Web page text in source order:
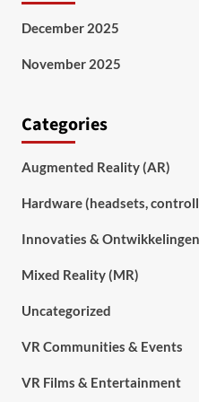
December 2025
November 2025
Categories
Augmented Reality (AR)
Hardware (headsets,
Innovaties &
Mixed Reality (MR)
Uncategorized
VR Communities & Events
VR Films & Entertainment